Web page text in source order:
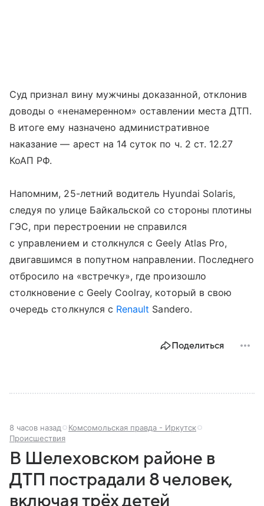
Суд признал вину мужчины доказанной, отклонив
доводы о «ненамеренном» оставлении места ДТП.
В итоге ему назначено административное
наказание — арест на 14 суток по ч. 2 ст. 12.27
КоАП РФ.
Напомним, 25-летний водитель Hyundai Solaris,
следуя по улице Байкальской со стороны плотины
ГЭС, при перестроении не справился
с управлением и столкнулся с Geely Atlas Pro,
двигавшимся в попутном направлении. Последнего
отбросило на «встречку», где произошло
столкновение с Geely Coolray, который в свою
очередь столкнулся с Renault Sandero.
Поделиться
8 часов назад
Комсомольская правда - Иркутск
Происшествия
В Шелеховском районе в
ДТП пострадали 8 человек,
включая трёх детей